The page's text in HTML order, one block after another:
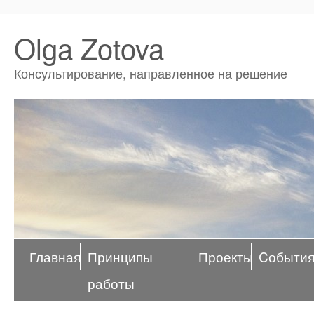
Olga Zotova
Консультирование, направленное на решение
Главная Принципы
работы
Проекты Cобытия